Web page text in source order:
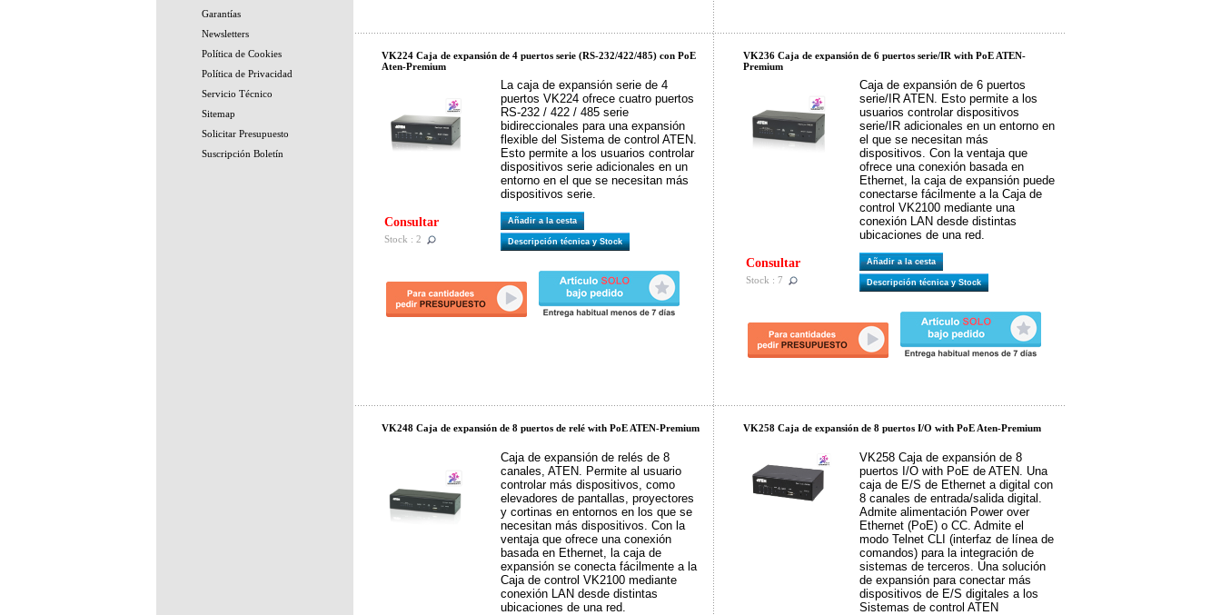
Garantías
Newsletters
Política de Cookies
Política de Privacidad
Servicio Técnico
Sitemap
Solicitar Presupuesto
Suscripción Boletín
VK224 Caja de expansión de 4 puertos serie (RS-232/422/485) con PoE
Aten-Premium
La caja de expansión serie de 4
puertos VK224 ofrece cuatro puertos
RS-232 / 422 / 485 serie
bidireccionales para una expansión
flexible del Sistema de control ATEN.
Esto permite a los usuarios controlar
dispositivos serie adicionales en un
entorno en el que se necesitan más
dispositivos serie.
Consultar
Stock : 2
Añadir a la cesta
Descripción técnica y Stock
VK236 Caja de expansión de 6 puertos serie/IR with PoE ATEN-
Premium
Caja de expansión de 6 puertos
serie/IR ATEN. Esto permite a los
usuarios controlar dispositivos
serie/IR adicionales en un entorno en
el que se necesitan más
dispositivos. Con la ventaja que
ofrece una conexión basada en
Ethernet, la caja de expansión puede
conectarse fácilmente a la Caja de
control VK2100 mediante una
conexión LAN desde distintas
ubicaciones de una red.
Consultar
Stock : 7
Añadir a la cesta
Descripción técnica y Stock
VK248 Caja de expansión de 8 puertos de relé with PoE ATEN-Premium
Caja de expansión de relés de 8
canales, ATEN. Permite al usuario
controlar más dispositivos, como
elevadores de pantallas, proyectores
y cortinas en entornos en los que se
necesitan más dispositivos. Con la
ventaja que ofrece una conexión
basada en Ethernet, la caja de
expansión se conecta fácilmente a la
Caja de control VK2100 mediante
conexión LAN desde distintas
ubicaciones de una red.
VK258 Caja de expansión de 8 puertos I/O with PoE Aten-Premium
VK258 Caja de expansión de 8
puertos I/O with PoE de ATEN. Una
caja de E/S de Ethernet a digital con
8 canales de entrada/salida digital.
Admite alimentación Power over
Ethernet (PoE) o CC. Admite el
modo Telnet CLI (interfaz de línea de
comandos) para la integración de
sistemas de terceros. Una solución
de expansión para conectar más
dispositivos de E/S digitales a los
Sistemas de control ATEN